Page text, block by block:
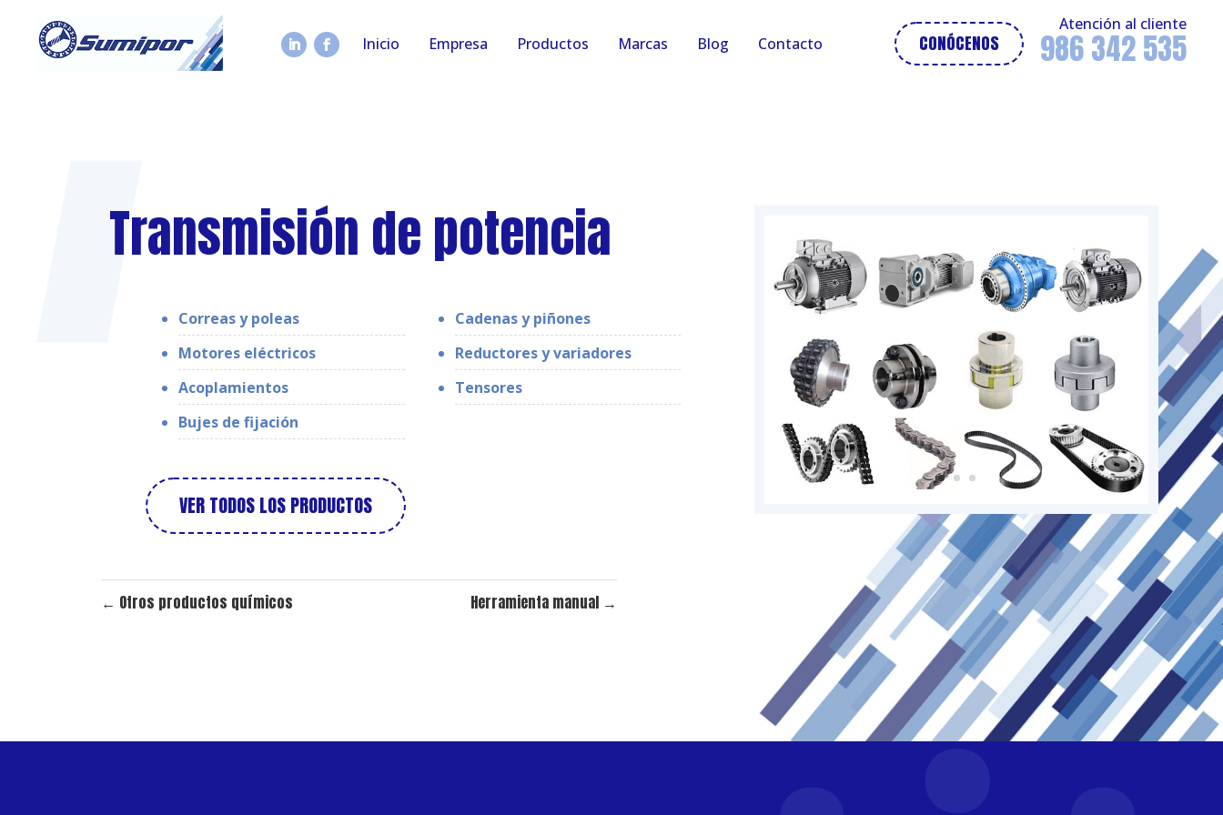
Inicio Empresa Productos Marcas Blog Contacto CONÓCENOS
Atención al cliente
986 342 535
Transmisión de potencia
Correas y poleas
Cadenas y piñones
Motores eléctricos
Reductores y variadores
Acoplamientos
Tensores
Bujes de fijación
VER TODOS LOS PRODUCTOS
← Otros productos químicos Herramienta manual→